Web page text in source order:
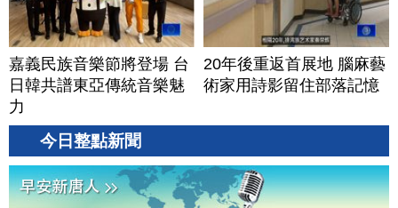
嘉義民族音樂節將登場 台
日韓共譜東亞傳統音樂魅
力
20年後重返首展地 腦麻藝
術家用詩影留住部落記憶
今日整點新聞